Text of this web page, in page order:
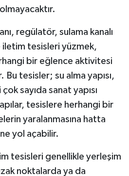
regülatör, sulama kanalı
tesisleri yüzmek,
bir eğlence aktivitesi
Bu tesisler; su alma yapısı,
sayıda sanat yapısı
tesislere herhangi bir
yaralanmasına hatta
yol açabilir.
tesisleri genellikle yerleşim
noktalarda ya da